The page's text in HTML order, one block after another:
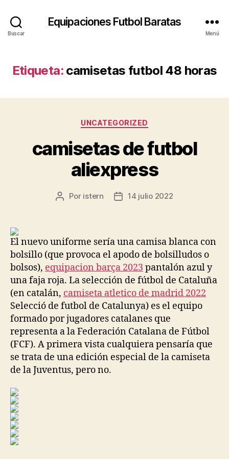
Buscar
Equipaciones Futbol Baratas
Menú
Etiqueta: camisetas futbol 48 horas
Categorías
UNCATEGORIZED
camisetas de futbol
aliexpress
Autor
Por istern
Fecha14 julio 2022
El nuevo uniforme sería una camisa blanca con
bolsillo (que provoca el apodo de bolsilludos o
bolsos), equipacion barça 2023 pantalón azul y
una faja roja. La selección de fútbol de Cataluña
(en catalán, camiseta atletico de madrid 2022
Selecció de futbol de Catalunya) es el equipo
formado por jugadores catalanes que
representa a la Federación Catalana de Fútbol
(FCF). A primera vista cualquiera pensaría que
se trata de una edición especial de la camiseta
de la Juventus, pero no.